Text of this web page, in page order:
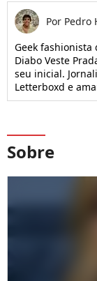
Por Pedro
Geek fashionista
Diabo Veste
seu inicial.
Letterboxd e
Sobre